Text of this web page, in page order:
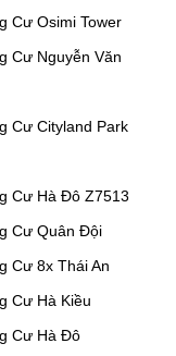
Cư Osimi Tower
Cư Nguyễn Văn
Cư Cityland Park
Cư Hà Đô Z7513
Cư Quân Đội
Cư 8x Thái An
Cư Hà Kiều
Cư Hà Đô